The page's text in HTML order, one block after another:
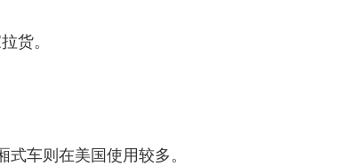
货。
车则在美国使用较多。